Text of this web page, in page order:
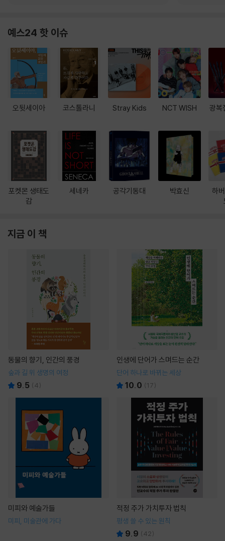
예스24 핫 이슈
오뒷세이아
포켓몬 생태도
감
코스톨라니
세네카
Stray Kids
공각기동대
NCT WISH
박효신
광복
하
지금 이 책
동물의 향기, 인간의 풍경
숲과 길 위 생명의 여정
9.5 (4)
인생에 단어가 스며드는 순간
단어 하나로 바뀌는 세상
10.0 (17)
미피와 예술가들
미피, 미술관에 가다
적정 주가 가치투자 법칙
평생 쓸 수 있는 원칙
9.9 (42)